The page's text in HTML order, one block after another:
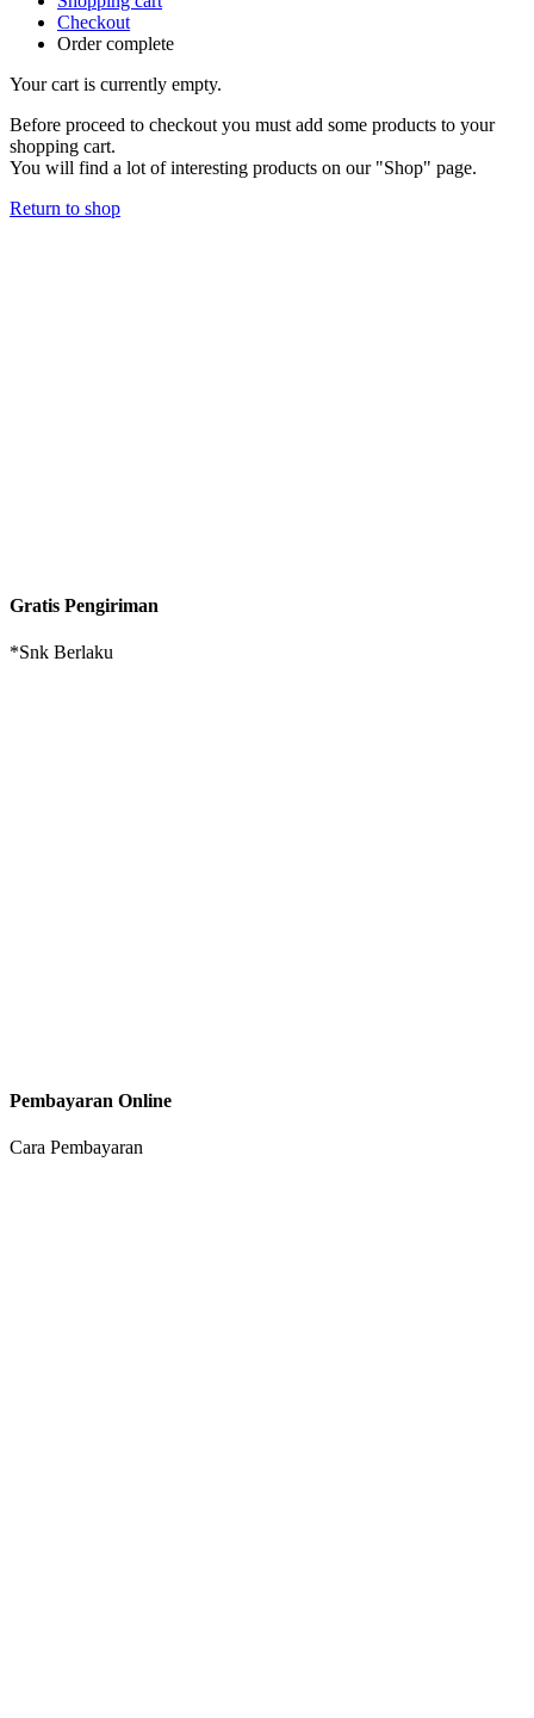
Checkout
Order complete
Your cart is currently empty.
Before proceed to checkout you must add some products to your
shopping cart.
You will find a lot of interesting products on our "Shop" page.
Return to shop
Gratis Pengiriman
*Snk Berlaku
Pembayaran Online
Cara Pembayaran